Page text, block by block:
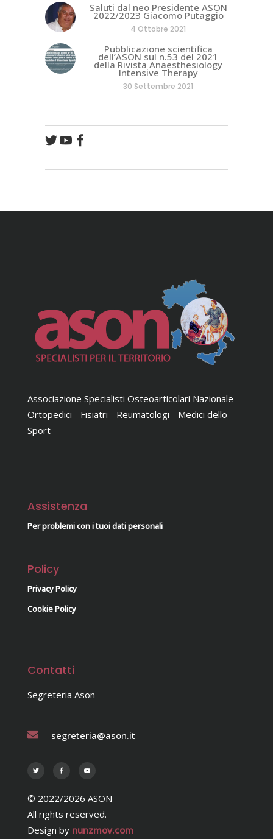
Saluti dal neo Presidente ASON
2022/2023 Giacomo Putaggio
4 Ottobre 2021
Pubblicazione scientifica
dell’ASON sul n.53 del 2021
della Rivista Anaesthesiology
Intensive Therapy
30 Settembre 2021
Associazione Specialisti Osteoarticolari Nazionale
Ortopedici - Fisiatri - Reumatologi - Medici dello
Sport
Assistenza
Per problemi con i tuoi dati personali
Policy
Privacy Policy
Cookie Policy
Contatti
Segreteria Ason
segreteria@ason.it
© 2022/2026 ASON
All rights reserved.
Design by nunzmov.com